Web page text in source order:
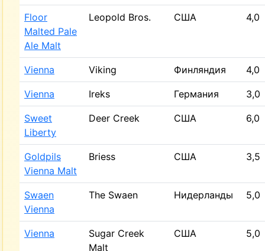
Floor
Malted Pale
Ale Malt
Leopold Bros. США 4,0
Vienna Viking Финляндия 4,0
Vienna Ireks Германия 3,0
Sweet
Liberty
Deer Creek США 6,0
Goldpils
Vienna Malt
Briess США 3,5
Swaen
Vienna
The Swaen Нидерланды 5,0
Vienna
Sugar Creek
Malt
США 5,0